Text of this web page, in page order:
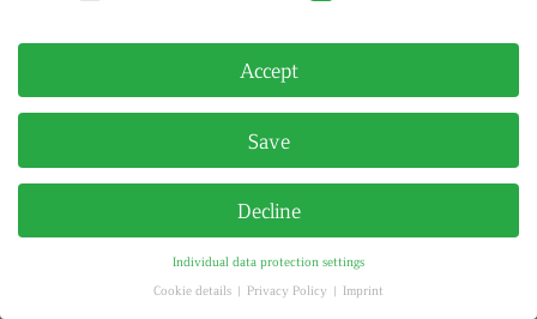
Accept
Save
Decline
Individual data protection settings
Cookie details
Privacy Policy Imprint